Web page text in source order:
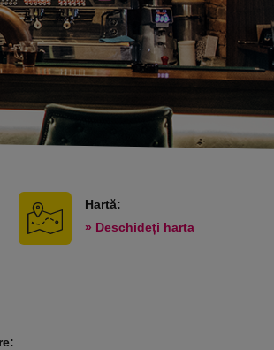
Hartă:
» Deschideți harta